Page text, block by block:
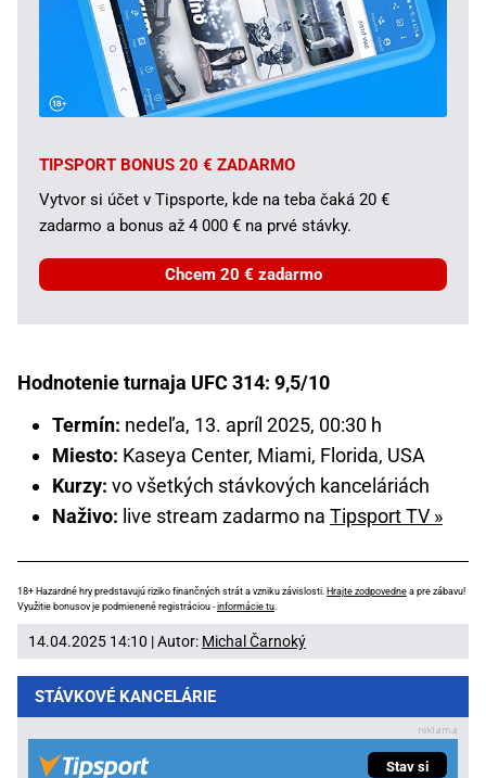
TIPSPORT BONUS 20 € ZADARMO
Vytvor si účet v Tipsporte, kde na teba čaká 20 €
zadarmo a bonus až 4 000 € na prvé stávky.
Chcem 20 € zadarmo
Hodnotenie turnaja UFC 314: 9,5/10
Termín: nedeľa, 13. apríl 2025, 00:30 h
Miesto: Kaseya Center, Miami, Florida, USA
Kurzy: vo všetkých stávkových kanceláriách
Naživo: live stream zadarmo na Tipsport TV »
18+ Hazardné hry predstavujú riziko finančných strát a vzniku závislosti. Hrajte zodpovedne a pre zábavu!
Využitie bonusov je podmienené registráciou -informácie tu
14.04.2025 14:10 | Autor: Michal Čarnoký
STÁVKOVÉ KANCELÁRIE
Stav si